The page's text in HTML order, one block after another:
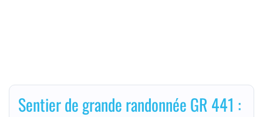
Sentier de grande randonnée GR 441 :